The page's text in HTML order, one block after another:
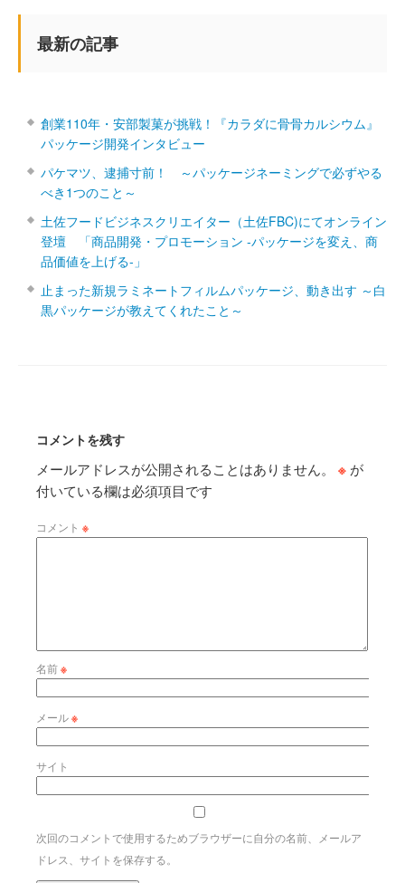
最新の記事
創業110年・安部製菓が挑戦！『カラダに骨骨カルシウム』
パッケージ開発インタビュー
パケマツ、逮捕寸前！ ～パッケージネーミングで必ずやる
べき1つのこと～
土佐フードビジネスクリエイター（土佐FBC)にてオンライン
登壇 「商品開発・プロモーション ‐パッケージを変え、商
品価値を上げる‐」
止まった新規ラミネートフィルムパッケージ、動き出す ～白
黒パッケージが教えてくれたこと～
コメントを残す
メールアドレスが公開されることはありません。 ※ が
付いている欄は必須項目です
コメント ※
名前※
メール※
サイト
次回のコメントで使用するためブラウザーに自分の名前、メールア
ドレス、サイトを保存する。